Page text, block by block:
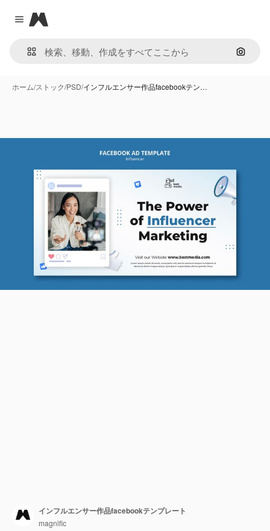
Close menu
Magnific
画像で
ホーム/ストック/PSD/インフルエンサー作品facebookテン…
インフルエンサー作品facebookテンプレート
magnific